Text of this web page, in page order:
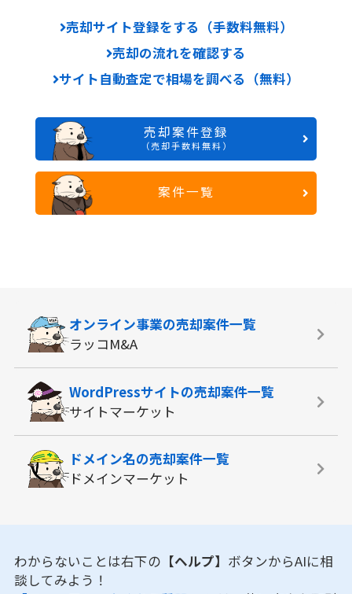
売却サイト登録をする（手数料無料）
売却の流れを確認する
サイト自動査定で相場を調べる（無料）
売却案件登録
（売却手数料無料）
案件一覧
オンライン事業の売却案件一覧
ラッコM&A
WordPressサイトの売却案件一覧
サイトマーケット
ドメイン名の売却案件一覧
ドメインマーケット
わからないことは右下の 【ヘルプ】 ボタンからAIに相
談してみよう！